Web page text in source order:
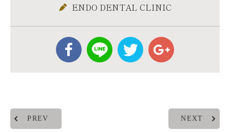
ENDO DENTAL CLINIC
PREV NEXT